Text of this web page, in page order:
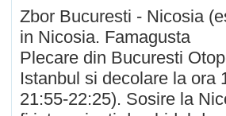
Zbor Bucuresti - Nicosia
in Nicosia. Famagusta
Plecare din Bucuresti
Istanbul si decolare la ora
21:55-22:25). Sosire la